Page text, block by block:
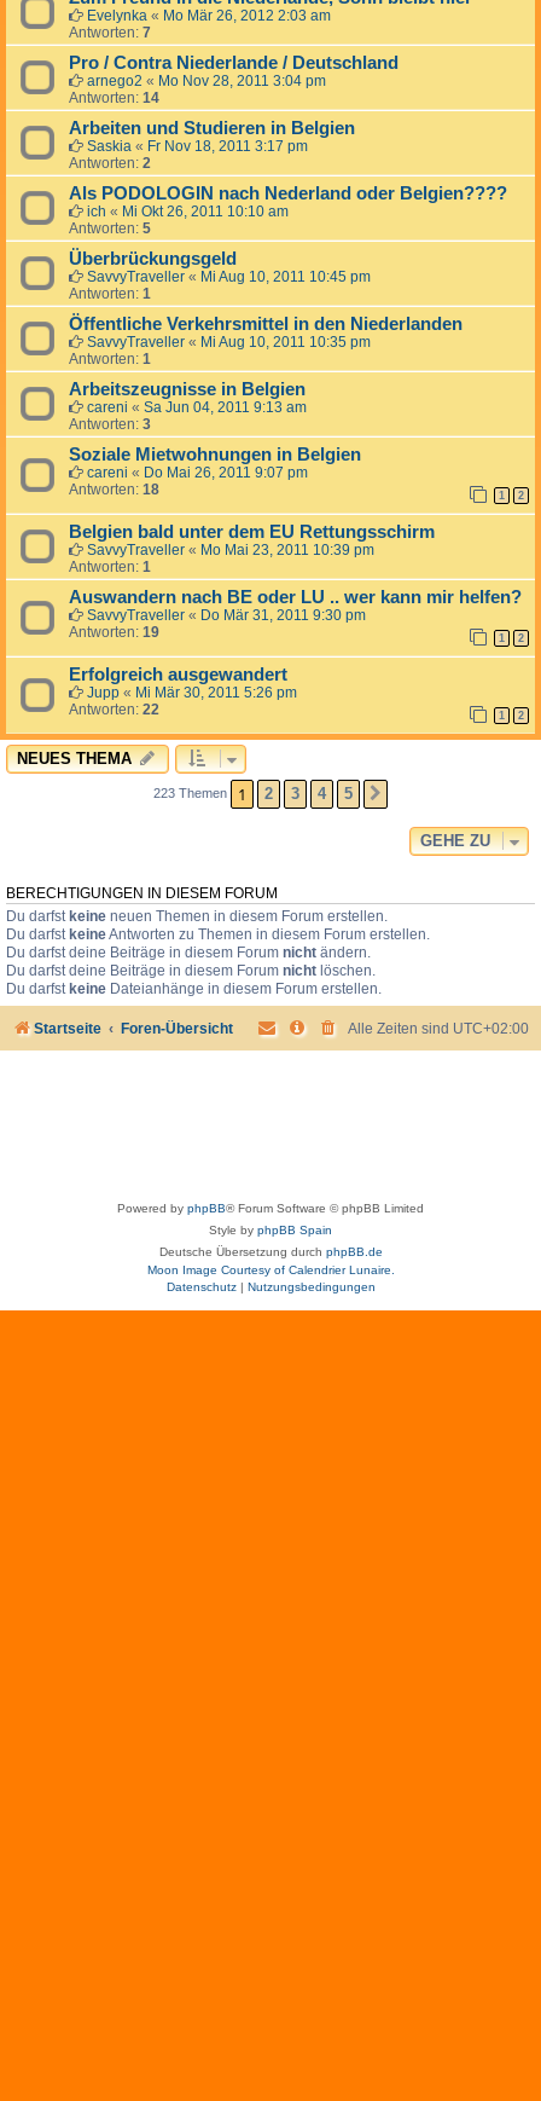
Evelynka « Mo Mär 26, 2012 2:03 am
Antworten: 7
Pro / Contra Niederlande / Deutschland
arnego2 « Mo Nov 28, 2011 3:04 pm
Antworten: 14
Arbeiten und Studieren in Belgien
Saskia « Fr Nov 18, 2011 3:17 pm
Antworten: 2
Als PODOLOGIN nach Nederland oder Belgien????
ich « Mi Okt 26, 2011 10:10 am
Antworten: 5
Überbrückungsgeld
SavvyTraveller « Mi Aug 10, 2011 10:45 pm
Antworten: 1
Öffentliche Verkehrsmittel in den Niederlanden
SavvyTraveller « Mi Aug 10, 2011 10:35 pm
Antworten: 1
Arbeitszeugnisse in Belgien
careni « Sa Jun 04, 2011 9:13 am
Antworten: 3
Soziale Mietwohnungen in Belgien
careni « Do Mai 26, 2011 9:07 pm
Antworten: 18 1 2
Belgien bald unter dem EU Rettungsschirm
SavvyTraveller « Mo Mai 23, 2011 10:39 pm
Antworten: 1
Auswandern nach BE oder LU .. wer kann mir helfen?
SavvyTraveller « Do Mär 31, 2011 9:30 pm
Antworten: 19 1 2
Erfolgreich ausgewandert
Jupp « Mi Mär 30, 2011 5:26 pm
Antworten: 22 1 2
NEUES THEMA
223 Themen 1 2 3 4 5
GEHE ZU
BERECHTIGUNGEN IN DIESEM FORUM
Du darfst keine neuen Themen in diesem Forum erstellen.
Du darfst keineAntworten zu Themen in diesem Forum erstellen.
Du darfst deine Beiträge in diesem Forum nicht ändern.
Du darfst deine Beiträge in diesem Forum nicht löschen.
Du darfst keine Dateianhänge in diesem Forum erstellen.
Startseite Foren-Übersicht Alle Zeiten sind UTC+02:00
Powered by phpBB® Forum Software © phpBB Limited
Style by phpBB Spain
Deutsche Übersetzung durch phpBB.de
Moon Image Courtesy of Calendrier Lunaire.
Datenschutz| Nutzungsbedingungen